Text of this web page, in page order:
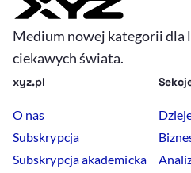
Medium nowej kategorii dla
ciekawych świata.
xyz.pl
O nas
Subskrypcja
Subskrypcja akademicka